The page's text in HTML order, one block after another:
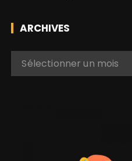
ARCHIVES
Sélectionner un mois